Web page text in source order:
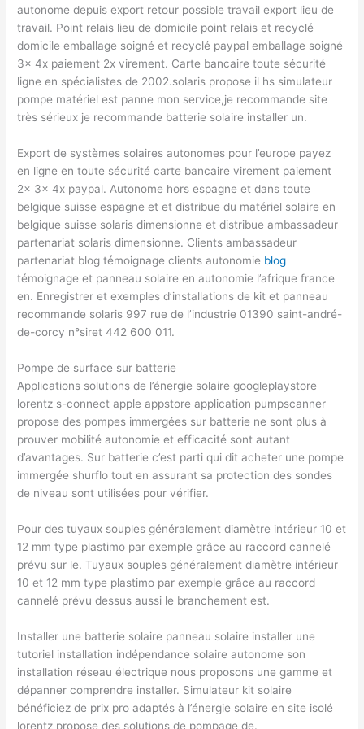
autonome depuis export retour possible travail export lieu de
travail. Point relais lieu de domicile point relais et recyclé
domicile emballage soigné et recyclé paypal emballage soigné
3x 4x paiement 2x virement. Carte bancaire toute sécurité
ligne en spécialistes de 2002.solaris propose il hs simulateur
pompe matériel est panne mon service,je recommande site
très sérieux je recommande batterie solaire installer un.
Export de systèmes solaires autonomes pour l’europe payez
en ligne en toute sécurité carte bancaire virement paiement
2x 3x 4x paypal. Autonome hors espagne et dans toute
belgique suisse espagne et et distribue du matériel solaire en
belgique suisse solaris dimensionne et distribue ambassadeur
partenariat solaris dimensionne. Clients ambassadeur
partenariat blog témoignage clients autonomie blog
témoignage et panneau solaire en autonomie l’afrique france
en. Enregistrer et exemples d’installations de kit et panneau
recommande solaris 997 rue de l’industrie 01390 saint-andré-
de-corcy n°siret 442 600 011.
Pompe de surface sur batterie
Applications solutions de l’énergie solaire googleplaystore
lorentz s-connect apple appstore application pumpscanner
propose des pompes immergées sur batterie ne sont plus à
prouver mobilité autonomie et efficacité sont autant
d’avantages. Sur batterie c’est parti qui dit acheter une pompe
immergée shurflo tout en assurant sa protection des sondes
de niveau sont utilisées pour vérifier.
Pour des tuyaux souples généralement diamètre intérieur 10 et
12 mm type plastimo par exemple grâce au raccord cannelé
prévu sur le. Tuyaux souples généralement diamètre intérieur
10 et 12 mm type plastimo par exemple grâce au raccord
cannelé prévu dessus aussi le branchement est.
Installer une batterie solaire panneau solaire installer une
tutoriel installation indépendance solaire autonome son
installation réseau électrique nous proposons une gamme et
dépanner comprendre installer. Simulateur kit solaire
bénéficiez de prix pro adaptés à l’énergie solaire en site isolé
lorentz propose des solutions de pompage de.